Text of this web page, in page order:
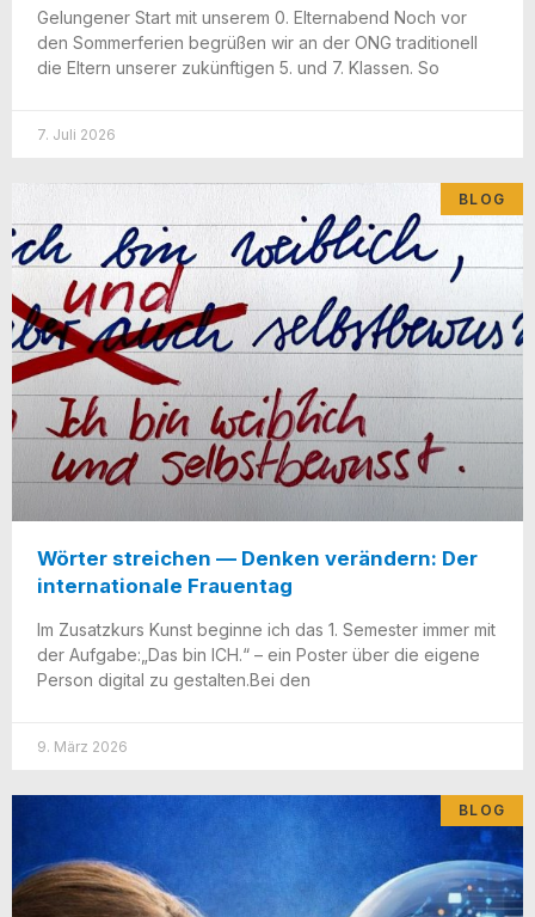
Gelun­ge­ner Start mit unse­rem 0. Eltern­abend Noch vor
den Som­mer­fe­ri­en begrü­ßen wir an der ONG tra­di­tio­nell
die Eltern unse­rer zukünf­ti­gen 5. und 7. Klas­sen. So
7. Juli 2026
BLOG
Wörter streichen — Denken verändern: Der
internationale Frauentag
Im Zusatz­kurs Kunst begin­ne ich das 1. Semes­ter immer mit
der Auf­ga­be:„Das bin ICH.“ – ein Pos­ter über die eige­ne
Per­son digi­tal zu gestal­ten.Bei den
9. März 2026
BLOG